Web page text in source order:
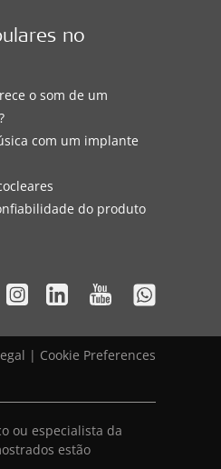
no
o som de um
com um implante
do produto
| Cookie Preferences
ou especialista da
estão